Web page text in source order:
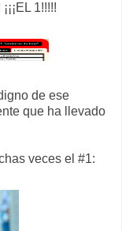
¡¡¡EL 1!!!!!
de ese
que ha llevado
veces el #1: